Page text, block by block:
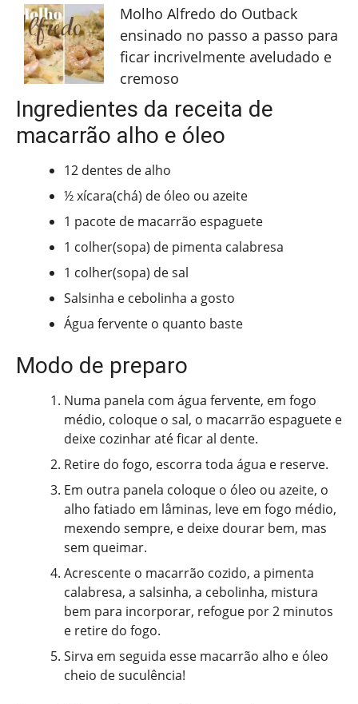
Molho Alfredo do Outback
ensinado no passo a passo para
ficar incrivelmente aveludado e
cremoso
Ingredientes da receita de
macarrão alho e óleo
12 dentes de alho
½ xícara(chá) de óleo ou azeite
1 pacote de macarrão espaguete
1 colher(sopa) de pimenta calabresa
1 colher(sopa) de sal
Salsinha e cebolinha a gosto
Água fervente o quanto baste
Modo de preparo
Numa panela com água fervente, em fogo
médio, coloque o sal, o macarrão espaguete e
deixe cozinhar até ficar al dente.
Retire do fogo, escorra toda água e reserve.
Em outra panela coloque o óleo ou azeite, o
alho fatiado em lâminas, leve em fogo médio,
mexendo sempre, e deixe dourar bem, mas
sem queimar.
Acrescente o macarrão cozido, a pimenta
calabresa, a salsinha, a cebolinha, mistura
bem para incorporar, refogue por 2 minutos
e retire do fogo.
Sirva em seguida esse macarrão alho e óleo
cheio de suculência!